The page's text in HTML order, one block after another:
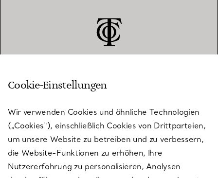
KUNDENSERVICE
SERVICES
ÜBER TIFFANY & CO.
Cookie-Einstellungen
Wir verwenden Cookies und ähnliche Technologien
(„Cookies“), einschließlich Cookies von Drittparteien,
um unsere Website zu betreiben und zu verbessern,
die Website-Funktionen zu erhöhen, Ihre
Nutzererfahrung zu personalisieren, Analysen